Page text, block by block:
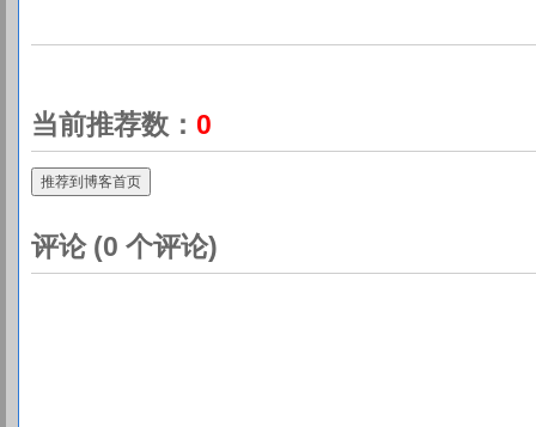
当前推荐数： 0
推荐到博客首页
评论 (0 个评论)